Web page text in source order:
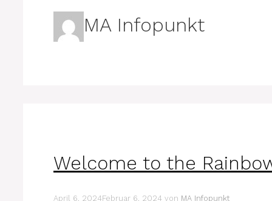
MA Infopunkt
Welcome to the
April 6, 2024Februar 6, 2024 von MA Infopunkt